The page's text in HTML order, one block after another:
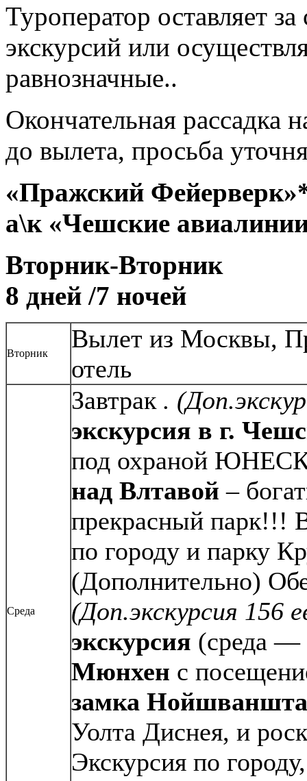
Туроператор оставляет
экскурсий или
равнозначные..
Окончательная рассадка
до вылета, просьба
«Пражский
а\к «Чешские
Вторник-Вторник
8 дней /7 ночей
Вторник
Вылет из Москвы,
отель
Среда
Завтрак .
экскурсия в г.
под охраной
над Влтавой–
прекрасный парк!!!
по городу и парку
(Дополнительно)
(Доп.экскурсия 156
экскурсия (среда —
Мюнхен с
замка
Уолта Диснея, и
Экскурсия по